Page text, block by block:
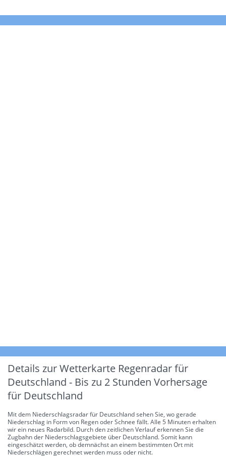
Details zur Wetterkarte Regenradar für
Deutschland - Bis zu 2 Stunden Vorhersage
für Deutschland
Mit dem Niederschlagsradar für Deutschland sehen Sie, wo gerade
Niederschlag in Form von Regen oder Schnee fällt. Alle 5 Minuten erhalten
wir ein neues Radarbild. Durch den zeitlichen Verlauf erkennen Sie die
Zugbahn der Niederschlagsgebiete über Deutschland. Somit kann
eingeschätzt werden, ob demnächst an einem bestimmten Ort mit
Niederschlägen gerechnet werden muss oder nicht.